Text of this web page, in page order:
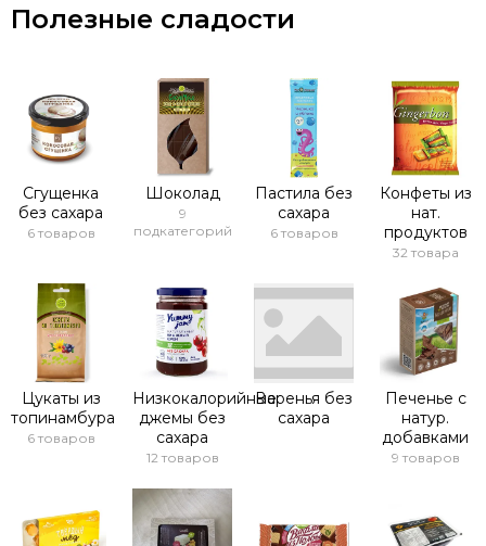
Полезные сладости
Сгущенка
без сахара
6 товаров
Шоколад
9
подкатегорий
Пастила без
сахара
6 товаров
Конфеты из
нат.
продуктов
32 товара
Цукаты из
топинамбура
6 товаров
Низкокалорийные
джемы без
сахара
12 товаров
Варенья без
сахара
Печенье с
натур.
добавками
9 товаров